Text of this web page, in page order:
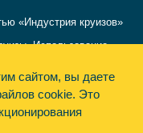
«Индустрия круизов»
Использование
Информация,
и не является
сайтом, вы даете
cookie. Это